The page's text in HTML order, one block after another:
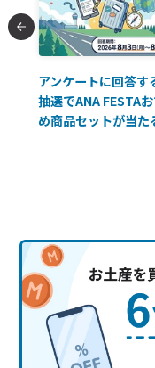
アンケートに回答す
抽選でANA FESTA
め商品セットが当た